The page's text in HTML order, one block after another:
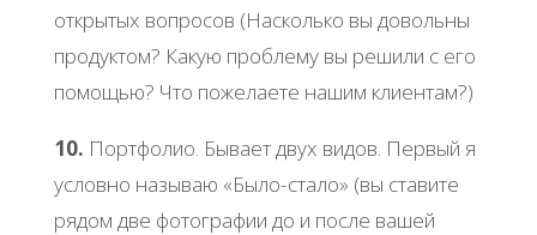
открытых вопросов (Насколько вы довольны
продуктом? Какую проблему вы решили с его
помощью? Что пожелаете нашим клиентам?)
10. Портфолио. Бывает двух видов. Первый я
условно называю «Было-стало» (вы ставите
рядом две фотографии до и после вашей